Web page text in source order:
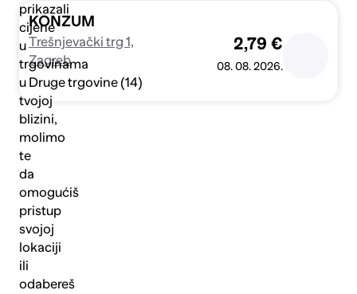
prikazali
cijene
u
trgovinama
u
tvojoj
blizini,
molimo
te
da
omogućiš
pristup
svojoj
lokaciji
ili
odabereš
Pošalji
KONZUM
Trešnjevački trg 1,
Zagreb
Druge trgovine (14)
2,79 €
08. 08. 2026.